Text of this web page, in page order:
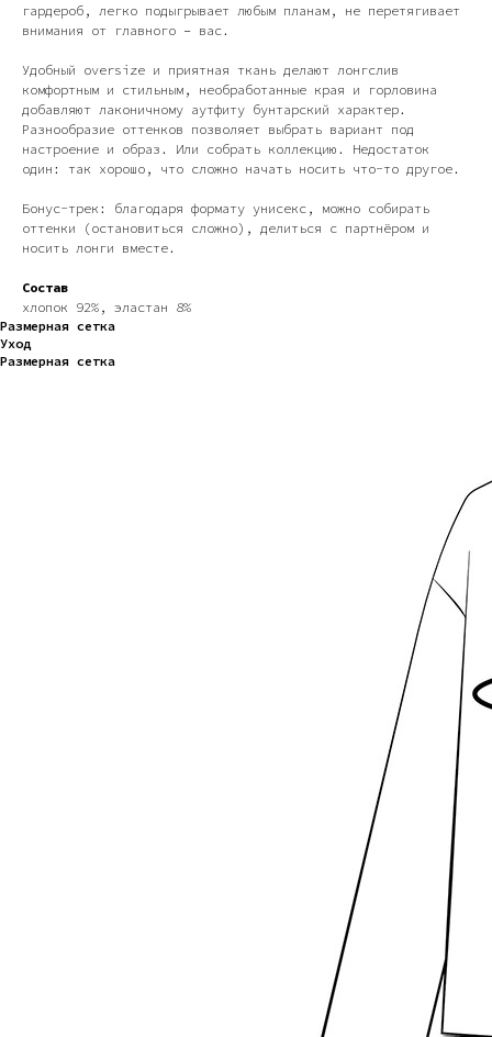
гардероб, легко подыгрывает любым планам, не перетягивает
внимания от главного – вас.
Удобный oversize и приятная ткань делают лонгслив
комфортным и стильным, необработанные края и горловина
добавляют лаконичному аутфиту бунтарский характер.
Разнообразие оттенков позволяет выбрать вариант под
настроение и образ. Или собрать коллекцию. Недостаток
один: так хорошо, что сложно начать носить что-то другое.
Бонус-трек: благодаря формату унисекс, можно собирать
оттенки (остановиться сложно), делиться с партнёром и
носить лонги вместе.
Состав
хлопок 92%, эластан 8%
Размерная сетка
Уход
Размерная сетка